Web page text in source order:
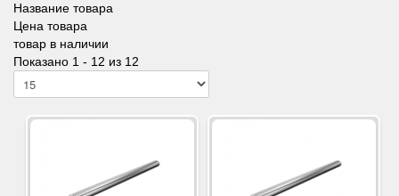
Название товара
Цена товара
товар в наличии
Показано 1 - 12 из 12